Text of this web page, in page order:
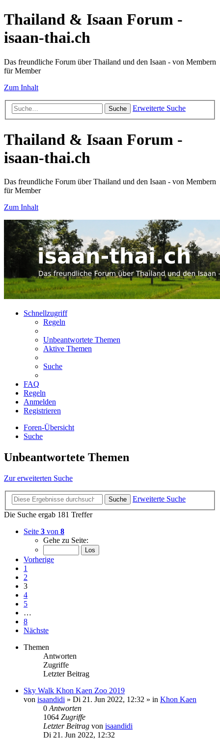
Thailand & Isaan Forum -
isaan-thai.ch
Das freundliche Forum über Thailand und den Isaan - von Membern
für Member
Zum Inhalt
Suche Erweiterte Suche
Thailand & Isaan Forum -
isaan-thai.ch
Das freundliche Forum über Thailand und den Isaan - von Membern
für Member
Zum Inhalt
Schnellzugriff
Regeln
Unbeantwortete Themen
Aktive Themen
Suche
FAQ
Regeln
Anmelden
Registrieren
Foren-Übersicht
Suche
Unbeantwortete Themen
Zur erweiterten Suche
Suche
Erweiterte Suche
Die Suche ergab 181 Treffer
Seite 3 von 8
Gehe zu Seite:
Vorherige
1
2
3
4
5
…
8
Nächste
Themen
Antworten
Zugriffe
Letzter Beitrag
Sky Walk Khon Kaen Zoo 2019
von isaandidi » Di 21. Jun 2022, 12:32 » in Khon Kaen
0Antworten
1064 Zugriffe
Letzter Beitrag von isaandidi
Di 21. Jun 2022, 12:32